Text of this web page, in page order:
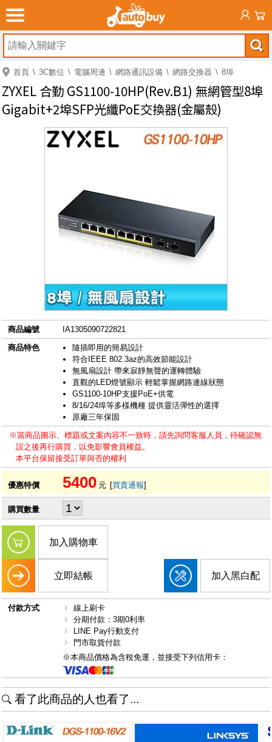
首頁 3C數位 電腦周邊 網路通訊設備 網路交換器 8埠
ZYXEL 合勤 GS1100-10HP(Rev.B1) 無網管型8埠
Gigabit+2埠SFP光纖PoE交換器(金屬殼)
商品編號
IA1305090722821
商品特色
隨插即用的簡易設計
符合IEEE 802.3az的高效節能設計
無風扇設計 帶來寂靜無聲的運轉體驗
直觀的LED燈號顯示 輕鬆掌握網路連線狀態
GS1100-10HP支援PoE+供電
8/16/24埠等多樣機種 提供靈活彈性的選擇
原廠三年保固
※當商品圖示、標題或文案內容不一致時，請先詢問客服人員，待確認無
誤之後再行購買，以免影響會員權益。
本平台保留接受訂單與否的權利
優惠特價 5400 元 [買貴通報]
購買數量
加入購物車
立即結帳 加入黑白配
付款方式
線上刷卡
分期付款：3期0利率
LINE Pay行動支付
門市取貨付款
※本商品價格為含稅免運，並接受下列信用卡：
看了此商品的人也看了...